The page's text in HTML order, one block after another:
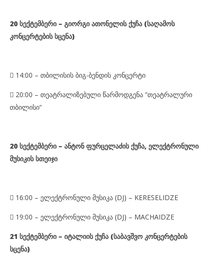
20 სექტემბერი – გიორგი ათონელის ქუჩა (საღამოს
კონცერტების სცენა)
 14:00 – თბილისის ბიგ-ბენდის კონცერტი
 20:00 – თეატრალიზებული წარმოდგენა “თეატრალური
თბილისი“
20 სექტემბერი – ანტონ ფურცელაძის ქუჩა, ელექტრონული
მუსიკის სთეიჯი
 16:00 – ელექტრონული მუსიკა (DJ) – KERESELIDZE
 19:00 – ელექტრონული მუსიკა (DJ) – MACHAIDZE
21 სექტემბერი – იტალიის ქუჩა (საბავშვო კონცერტების
სცენა)